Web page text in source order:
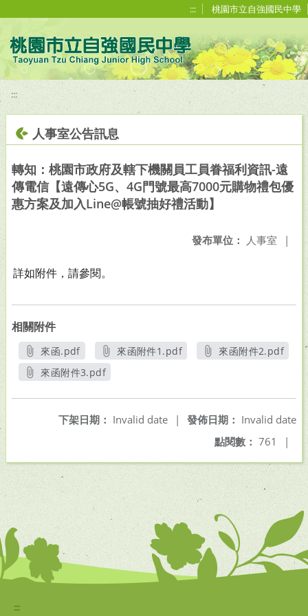
::: 桃園市立自強國民中學
:::
人事室公告訊息
轉知：桃園市政府及轄下機關員工員眷福利資訊-遠
傳電信【遠傳心5G、4G門號最高7000元購物禮包優
惠方案及加入Line@帳號抽好禮活動】
發布單位： 人事室 |
詳如附件，請參閱。
相關附件
來函.pdf
另開新視窗
來函附件1.pdf
來函附件2.pdf
來函附件3.pdf
發佈日期： Invalid date
下架日期： Invalid date
|
點閱數： 761 |
:::